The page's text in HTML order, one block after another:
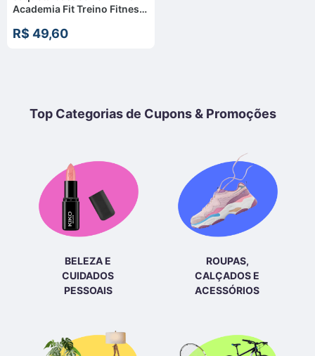
Academia Fit Treino Fitnes
R$ 49,60
Top Categorias de Cupons & Promoções
BELEZA E
CUIDADOS
PESSOAIS
ROUPAS,
CALÇADOS E
ACESSÓRIOS